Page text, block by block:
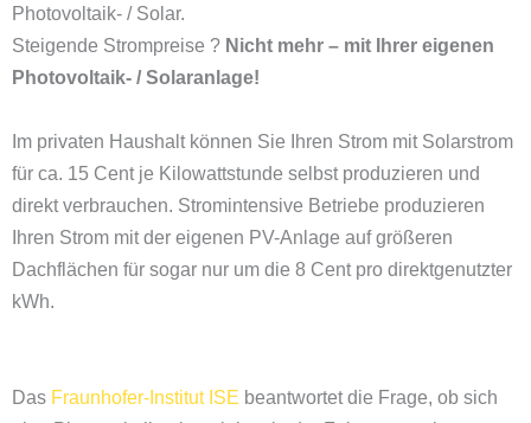
Photovoltaik- / Solar.
Steigende Strompreise ? Nicht mehr – mit Ihrer eigenen
Photovoltaik- / Solaranlage!
Im privaten Haushalt können Sie Ihren Strom mit Solarstrom
für ca. 15 Cent je Kilowattstunde selbst produzieren und
direkt verbrauchen. Stromintensive Betriebe produzieren
Ihren Strom mit der eigenen PV-Anlage auf größeren
Dachflächen für sogar nur um die 8 Cent pro direktgenutzter
kWh.
Das Fraunhofer-Institut ISE beantwortet die Frage, ob sich